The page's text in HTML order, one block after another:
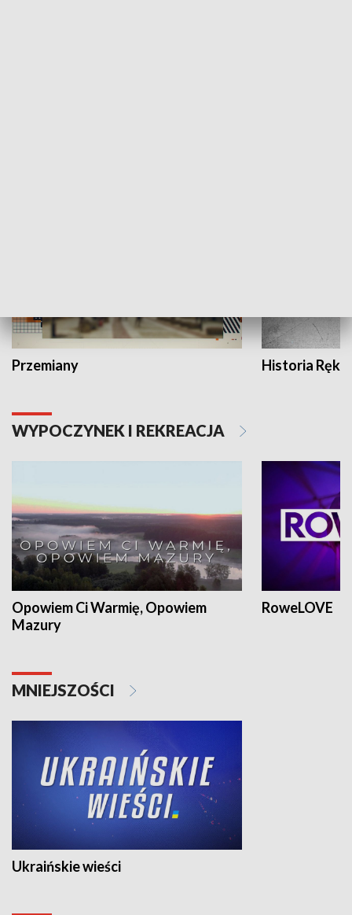
Przemiany Historia Ręką
WYPOCZYNEK I REKREACJA
Opowiem Ci Warmię, Opowiem
Mazury
RoweLOVE
MNIEJSZOŚCI
Ukraińskie wieści